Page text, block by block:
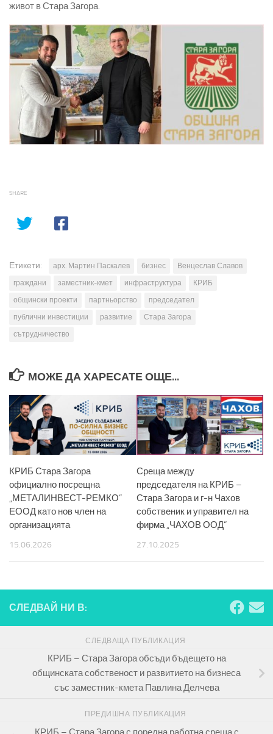
живот в Стара Загора.
SHARE
Етикети: арх. Мартин Паскалев бизнес
Венцеслав Славов
граждани
заместник-кмет инфраструктура
КРИБ
общински проекти
партньорство
председател
публични инвестиции
развитие
Стара Загора
сътрудничество
МОЖЕ ДА ХАРЕСАТЕ ОЩЕ...
КРИБ Стара Загора
официално посрещна
„МЕТАЛИНВЕСТ-РЕМКО“
ЕООД като нов член на
организацията
15.06.2026
Среща между
председателя на КРИБ –
Стара Загора и г-н Чахов
собственик и управител на
фирма „ЧАХОВ ООД“
27.10.2025
СЛЕДВАЙ НИ В:
СЛЕДВАЩА ПУБЛИКАЦИЯ
КРИБ – Стара Загора обсъди бъдещето на
общинската собственост и развитието на бизнеса
със заместник-кмета Павлина Делчева
ПРЕДИШНА ПУБЛИКАЦИЯ